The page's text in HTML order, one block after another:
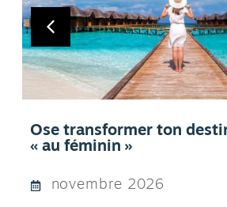
Libère ton audace & crée
leadership!
28 juin au 5 juillet 2027